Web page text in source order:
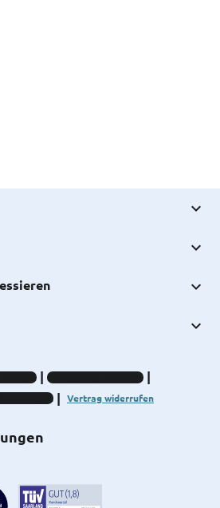
Compliance-Hinweise
Vertrag widerrufen